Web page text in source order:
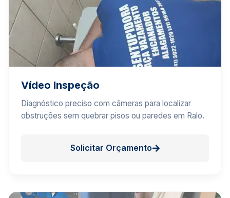
Vídeo Inspeção
Diagnóstico preciso com câmeras para localizar
obstruções sem quebrar pisos ou paredes em Ralo.
Solicitar Orçamento